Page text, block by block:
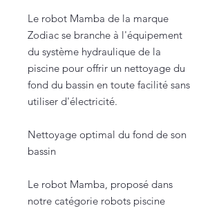
Le robot Mamba de la marque
Zodiac se branche à l'équipement
du système hydraulique de la
piscine pour offrir un nettoyage du
fond du bassin en toute facilité sans
utiliser d'électricité.
Nettoyage optimal du fond de son
bassin
Le robot Mamba, proposé dans
notre catégorie robots piscine